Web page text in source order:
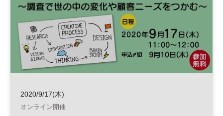
2020/9/17(木)
オンライン開催